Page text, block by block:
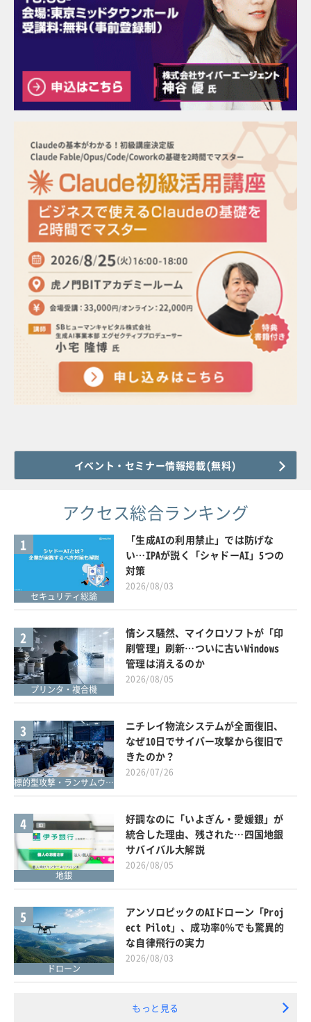
イベント・セミナー情報掲載(無料)
アクセス総合ランキング
1
セキュリティ総論
「生成AIの利用禁止」では防げな
い…IPAが説く「シャドーAI」5つの
対策
2026/08/03
2
プリンタ・複合機
情シス騒然、マイクロソフトが「印
刷管理」刷新…ついに古いWindows
管理は消えるのか
2026/08/05
3
標的型攻撃・ランサムウェア対策
ニチレイ物流システムが全面復旧、
なぜ10日でサイバー攻撃から復旧で
きたのか？
2026/07/26
4
地銀
好調なのに「いよぎん・愛媛銀」が
統合した理由、残された…四国地銀
サバイバル大解説
2026/08/05
5
ドローン
アンソロピックのAIドローン「Proj
ect Pilot」、成功率0％でも驚異的
な自律飛行の実力
2026/08/03
もっと見る